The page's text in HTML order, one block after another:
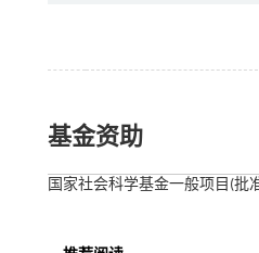
基金资助
国家社会科学基金一般项目(批